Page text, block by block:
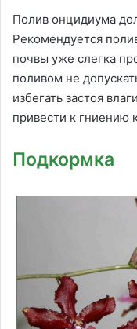
Полив онцидиума
Рекомендуется
почвы уже слегка
поливом не
избегать застоя
привести к гниению
Подкормка